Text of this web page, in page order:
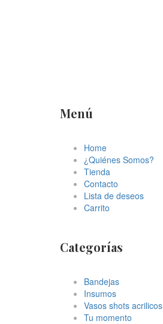
Menú
Home
¿Quiénes Somos?
Tienda
Contacto
Lista de deseos
Carrito
Categorías
Bandejas
Insumos
Vasos shots acrilicos
Tu momento